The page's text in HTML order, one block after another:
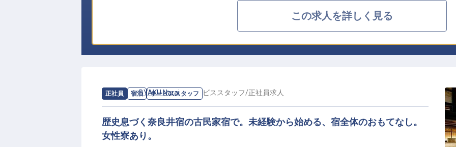
この求人を詳しく見る
正社員 宿泊 サービススタッフ
求人情報：BYAKU Naraiのサービススタッフ/正社員求人
歴史息づく奈良井宿の古民家宿で。未経験から始める、宿全体のおもてなし。
女性寮あり。